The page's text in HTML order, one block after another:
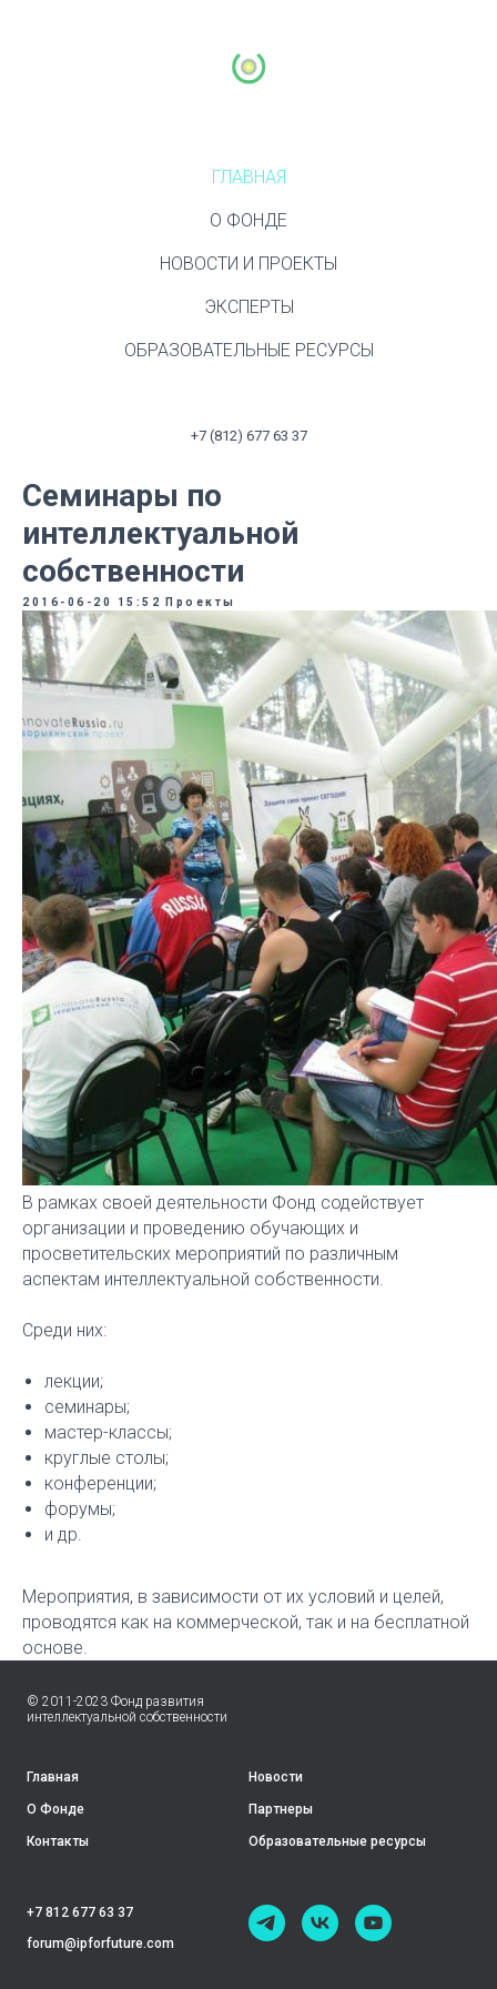
ГЛАВНАЯ
О ФОНДЕ
НОВОСТИ И ПРОЕКТЫ
ЭКСПЕРТЫ
ОБРАЗОВАТЕЛЬНЫЕ РЕСУРСЫ
+7 (812) 677 63 37
Семинары по
интеллектуальной
собственности
2016-06-20 15:52 Проекты
В рамках своей деятельности Фонд содействует
организации и проведению обучающих и
просветительских мероприятий по различным
аспектам интеллектуальной собственности.
Среди них:
лекции;
семинары;
мастер-классы;
круглые столы;
конференции;
форумы;
и др.
Мероприятия, в зависимости от их условий и целей,
проводятся как на коммерческой, так и на бесплатной
основе.
© 2011-2023 Фонд развития
интеллектуальной собственности
Главная
О Фонде
Контакты
Новости
Партнеры
Образовательные ресурсы
+7 812 677 63 37
forum@ipforfuture.com